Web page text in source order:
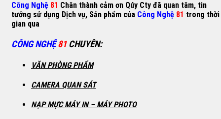
Công Nghệ 81 Chân thành cảm ơn Qúy Cty đã quan tâm, tin
tưởng sử dụng Dịch vụ, Sản phẩm của Công Nghệ 81 trong thời
gian qua
CÔNG NGHỆ 81 CHUYÊN:
VĂN PHÒNG PHẨM
CAMERA QUAN SÁT
NẠP MỰC MÁY IN – MÁY PHOTO